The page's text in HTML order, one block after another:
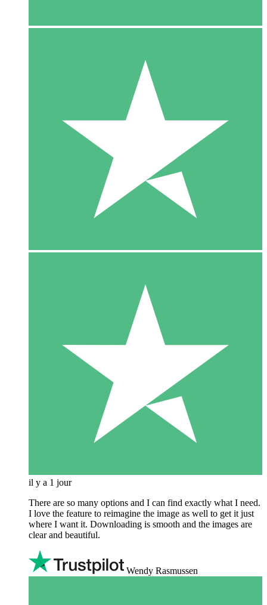
il y a 1 jour
There are so many options and I can find exactly what I need.
I love the feature to reimagine the image as well to get it just
where I want it. Downloading is smooth and the images are
clear and beautiful.
Wendy Rasmussen